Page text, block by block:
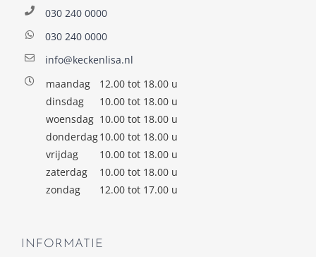
030 240 0000
030 240 0000
info@keckenlisa.nl
maandag
12.00 tot 18.00 u
dinsdag
10.00 tot 18.00 u
woensdag 10.00 tot 18.00 u
donderdag10.00 tot 18.00 u
vrijdag
10.00 tot 18.00 u
zaterdag
10.00 tot 18.00 u
zondag
12.00 tot 17.00 u
INFORMATIE